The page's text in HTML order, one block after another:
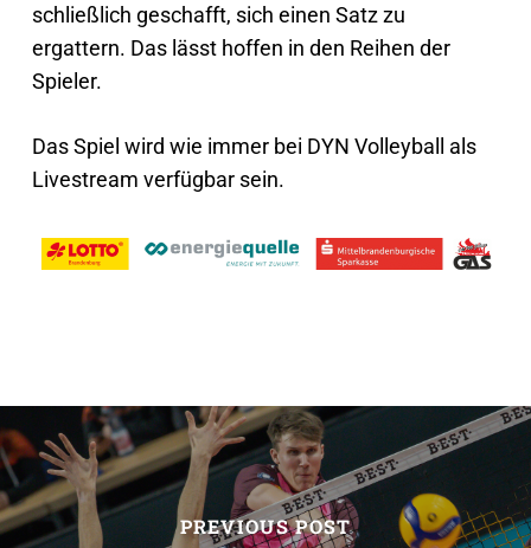
schließlich geschafft, sich einen Satz zu
ergattern. Das lässt hoffen in den Reihen der
Spieler.
Das Spiel wird wie immer bei DYN Volleyball als
Livestream verfügbar sein.
PREVIOUS POST